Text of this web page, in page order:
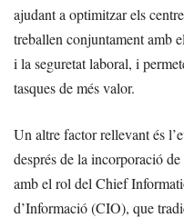
ajudant a optimitzar els
treballen conjuntament amb
i la seguretat laboral, i
tasques de més valor.
Un altre factor rellevant és
després de la incorporació
amb el rol del Chief
d’Informació (CIO), que